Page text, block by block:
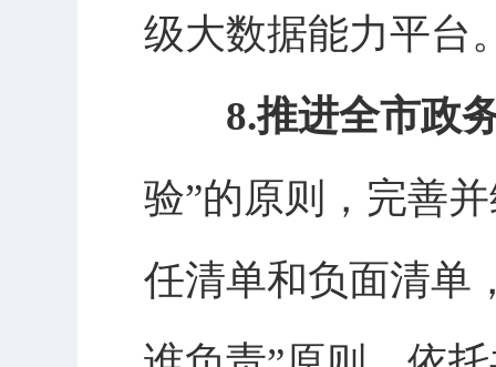
级大数据能力平台
8.推进全市政
验”的原则，完善
任清单和负面清单